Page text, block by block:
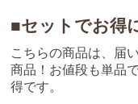
■セットでお得
こちらの商品は、届
商品！お値段も単品
得です。